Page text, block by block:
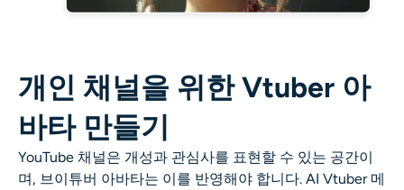
개인 채널을 위한 Vtuber 아
바타 만들기
YouTube 채널은 개성과 관심사를 표현할 수 있는 공간이
며, 브이튜버 아바타는 이를 반영해야 합니다. AI Vtuber 메